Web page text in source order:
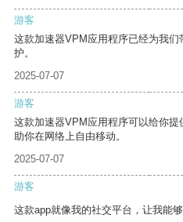
游客
这款加速器VPM应用程序已经为我
护。
2025-07-07
游客
这款加速器VPM应用程序可以给你
助你在网络上自由移动。
2025-07-07
游客
这款app就像我的社交平台，让我能